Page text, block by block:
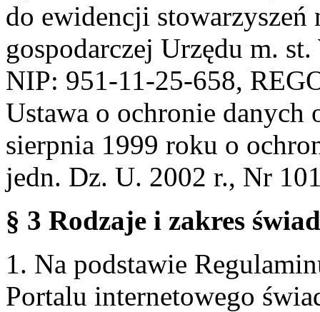
do ewidencji stowarzyszeń
gospodarczej Urzędu m.
NIP: 951-11-25-658,
Ustawa o ochronie danych
sierpnia 1999 roku o
jedn. Dz. U. 2002 r., Nr
§ 3 Rodzaje i zakres
1. Na podstawie
Portalu internetowego